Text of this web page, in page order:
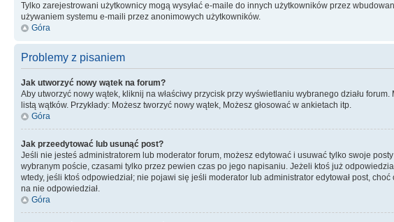
Tylko zarejestrowani użytkownicy mogą wysyłać e-maile do innych użytkowników przez
używaniem systemu e-maili przez anonimowych użytkowników.
Góra
Problemy z pisaniem
Jak utworzyć nowy wątek na forum?
Aby utworzyć nowy wątek, kliknij na właściwy przycisk przy wyświetlaniu wybranego działu
listą wątków. Przykłady: Możesz tworzyć nowy wątek, Możesz głosować w ankietach itp.
Góra
Jak przeedytować lub usunąć post?
Jeśli nie jesteś administratorem lub moderator forum, możesz edytować i usuwać tylko swoje
wybranym poście, czasami tylko przez pewien czas po jego napisaniu. Jeżeli ktoś już
wtedy, jeśli ktoś odpowiedział; nie pojawi się jeśli moderator lub administrator edytował post,
na nie odpowiedział.
Góra